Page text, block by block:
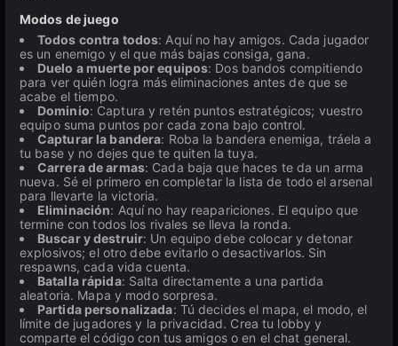
Modos de juego
Todos contra todos: Aquí no hay amigos. Cada jugador
es un enemigo y el que más bajas consiga, gana.
Duelo a muerte por equipos: Dos bandos compitiendo
para ver quién logra más eliminaciones antes de que se
acabe el tiempo.
Dominio: Captura y retén puntos estratégicos; vuestro
equipo suma puntos por cada zona bajo control.
Capturar la bandera: Roba la bandera enemiga, tráela a
tu base y no dejes que te quiten la tuya.
Carrera de armas: Cada baja que haces te da un arma
nueva. Sé el primero en completar la lista de todo el arsenal
para llevarte la victoria.
Eliminación: Aquí no hay reapariciones. El equipo que
termine con todos los rivales se lleva la ronda.
Buscar y destruir: Un equipo debe colocar y detonar
explosivos; el otro debe evitarlo o desactivarlos. Sin
respawns, cada vida cuenta.
Batalla rápida: Salta directamente a una partida
aleatoria. Mapa y modo sorpresa.
Partida personalizada: Tú decides el mapa, el modo, el
límite de jugadores y la privacidad. Crea tu lobby y
comparte el código con tus amigos o en el chat general.